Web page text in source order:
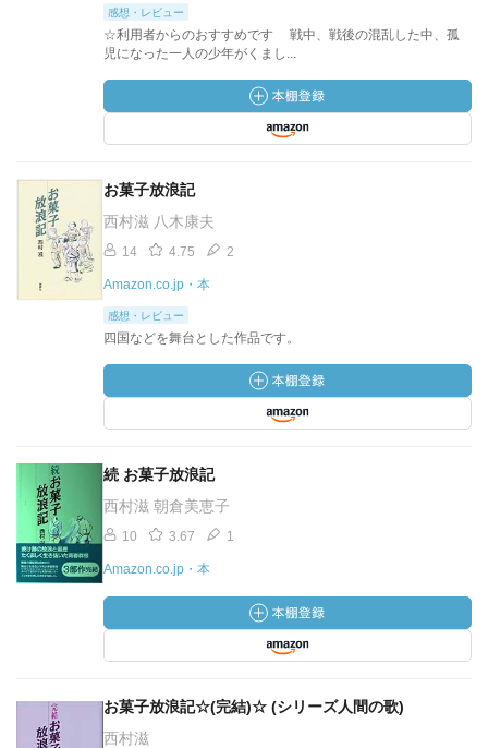
感想・レビュー
☆利用者からのおすすめです 戦中、戦後の混乱した中、孤
児になった一人の少年がくまし...
お菓子放浪記
西村滋 八木康夫
14 4.75 2
Amazon.co.jp・本
感想・レビュー
四国などを舞台とした作品です。
続 お菓子放浪記
西村滋 朝倉美恵子
10 3.67 1
Amazon.co.jp・本
お菓子放浪記☆(完結)☆ (シリーズ人間の歌)
西村滋